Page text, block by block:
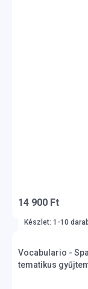
14 900 Ft
Készlet: 1-10
Vocabulario -
tematikus